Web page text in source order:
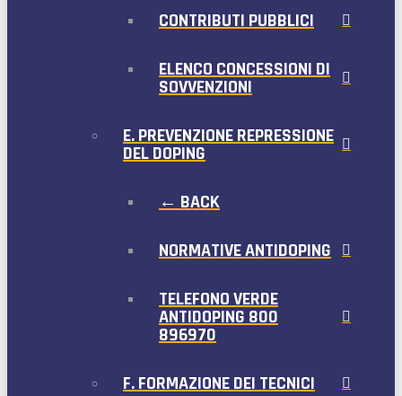
CONTRIBUTI PUBBLICI
ELENCO CONCESSIONI DI
SOVVENZIONI
E. PREVENZIONE REPRESSIONE
DEL DOPING
← BACK
NORMATIVE ANTIDOPING
TELEFONO VERDE
ANTIDOPING 800
896970
F. FORMAZIONE DEI TECNICI